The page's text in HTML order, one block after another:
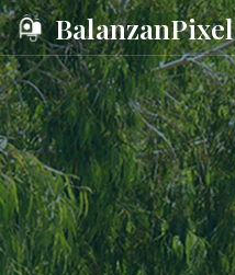
BalanzanPixel